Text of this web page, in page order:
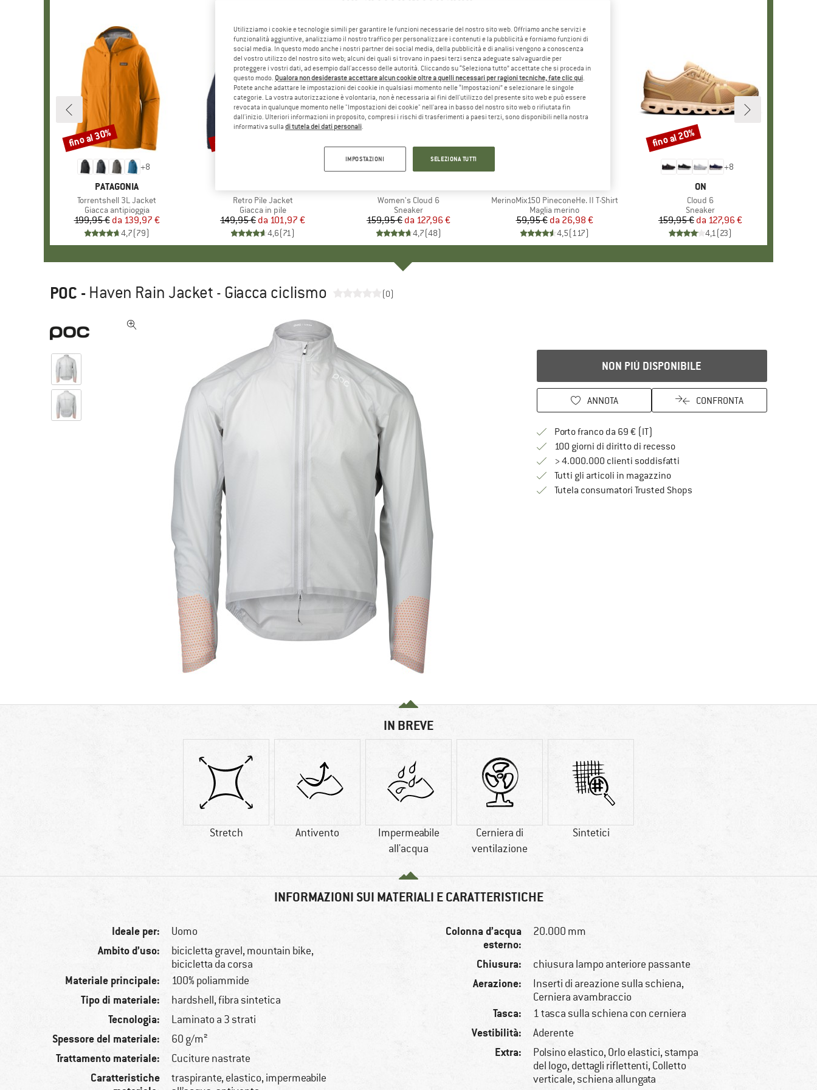
+8
MARCHIO
PATAGONIA
Articolo
Torrentshell 3L Jacket
Gruppo di prodotti
Giacca antipioggia
Prezzo
199,95 € Prezzo ridotto
da 139,97 €
4,7(79)
Sconto
fino al 30%
Articolo
Retro Pile Jacket
Gruppo di prodotti
Giacca in pile
Prezzo
149,95 € Prezzo ridotto
da 101,97 €
4,6(71)
Sconto
fino al 32%
Articolo
Women's Cloud 6
Gruppo di prodotti
Sneaker
Prezzo
159,95 € Prezzo ridotto
da 127,96 €
4,7(48)
fino al 20%
Articolo
MerinoMix150 PineconeHe. II T-Shirt
Gruppo di prodotti
Maglia merino
Prezzo
59,95 € Prezzo ridotto
da 26,98 €
4,5(117)
+8
MARCHIO
ON
Articolo
Cloud 6
Gruppo di prodotti
Sneaker
Prezzo
159,95 € Prezzo ridotto
da 127,96 €
4,1(23)
Sconto
fino al 20%
POC - Haven Rain Jacket - Giacca ciclismo (0)
NON PIÙ DISPONIBILE
ANNOTA CONFRONTA
Porto franco da 69 € (IT)
100 giorni di diritto di recessoVai alla politica di recesso qui Si
> 4.000.000 clienti soddisfatti
Tutti gli articoli in magazzino
Tutela consumatori Trusted ShopsTrovi tutte le informazioni qui!
IN BREVE
Stretch Antivento
Impermeabile
all'acqua
Cerniera di
ventilazione
Sintetici
INFORMAZIONI SUI MATERIALI E CARATTERISTICHE
Ideale per: Uomo
Ambito d’uso:
bicicletta gravel, mountain bike,
bicicletta da corsa
Materiale principale: 100% poliammide
Tipo di materiale: hardshell, fibra sintetica
Tecnologia: Laminato a 3 strati
Spessore del materiale: 60 g/m²
Trattamento materiale: Cuciture nastrate
Caratteristiche
traspirante, elastico, impermeabile
Colonna d’acqua
esterno:
20.000 mm
Chiusura: chiusura lampo anteriore passante
Aerazione:
Inserti di areazione sulla schiena,
Cerniera avambraccio
Tasca: 1 tasca sulla schiena con cerniera
Vestibilità: Aderente
Extra:
Polsino elastico, Orlo elastici, stampa
del logo, dettagli riflettenti, Colletto
verticale, schiena allungata
Utilizziamo i cookie e tecnologie simili per garantire le funzioni necessarie del nostro sito web. Offriamo anche servizi e
funzionalità aggiuntive, analizziamo il nostro traffico per personalizzare i contenuti e la pubblicità e forniamo funzioni di
social media. In questo modo anche i nostri partner dei social media, della pubblicità e di analisi vengono a conoscenza
del vostro utilizzo del nostro sito web; alcuni dei quali si trovano in paesi terzi senza adeguate salvaguardie per
proteggere i vostri dati, ad esempio dall'accesso delle autorità. Cliccando su “Seleziona tutto” accettate che si proceda in
questo modo. Qualora non desideraste accettare alcun cookie oltre a quelli necessari per ragioni tecniche, fate clic qui.
Potete anche adattare le impostazioni dei cookie in qualsiasi momento nelle “Impostazioni” e selezionare le singole
categorie. La vostra autorizzazione è volontaria, non è necessaria ai fini dell'utilizzo del presente sito web e può essere
revocata in qualunque momento nelle "Impostazioni dei cookie" nell'area in basso del nostro sito web o rifiutata fin
dall'inizio. Ulteriori informazioni in proposito, compresi i rischi di trasferimenti a paesi terzi, sono disponibili nella nostra
informativa sulla di tutela dei dati personali.
IMPOSTAZIONI SELEZIONA TUTTI